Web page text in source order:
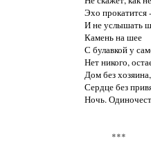
Эхо прокатится -
И не услышать
Камень на шее
С булавкой у
Нет никого,
Дом без хозяина,
Сердце без
Ночь.
             ***